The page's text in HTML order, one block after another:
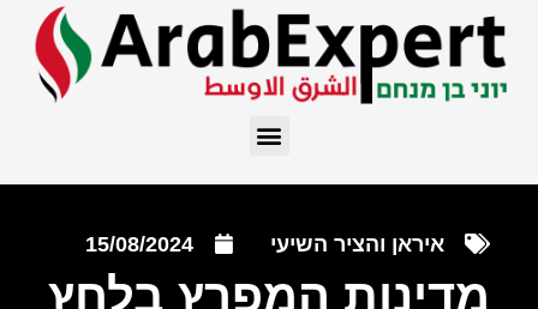
איראן והציר השיעי 15/08/2024
מדינות המפרץ בלחץ